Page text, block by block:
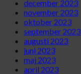
december 2023
november 2023
oktober 2023
september 2023
augusti 2023
juni 2023
maj 2023
april 2023